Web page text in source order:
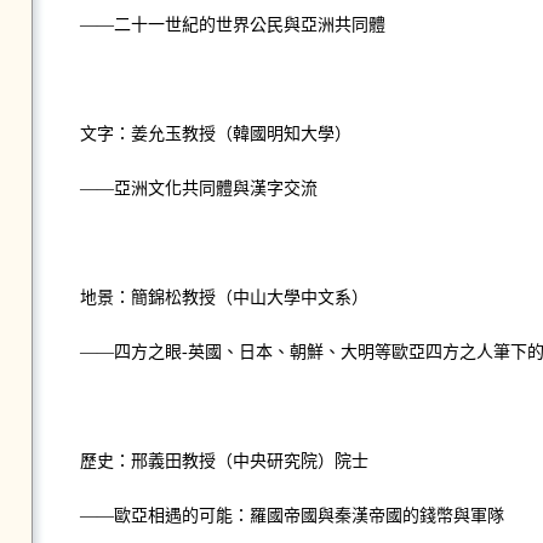
——二十一世紀的世界公民與亞洲共同體
文字：姜允玉教授（韓國明知大學）
——亞洲文化共同體與漢字交流
地景：簡錦松教授（中山大學中文系）
——四方之眼-英國、日本、朝鮮、大明等歐亞四方之人筆下
歷史：邢義田教授（中央研究院）院士
——歐亞相遇的可能：羅國帝國與秦漢帝國的錢幣與軍隊